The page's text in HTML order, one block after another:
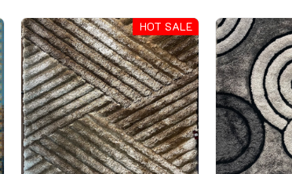
3000g/m2
Bảng thông số kỹ thuật của sản phẩm
màu ghi chủ đạo, mang đến sự sang trọng và hiện
gian thêm phần tinh tế và ấn tượng.
HOT SALE